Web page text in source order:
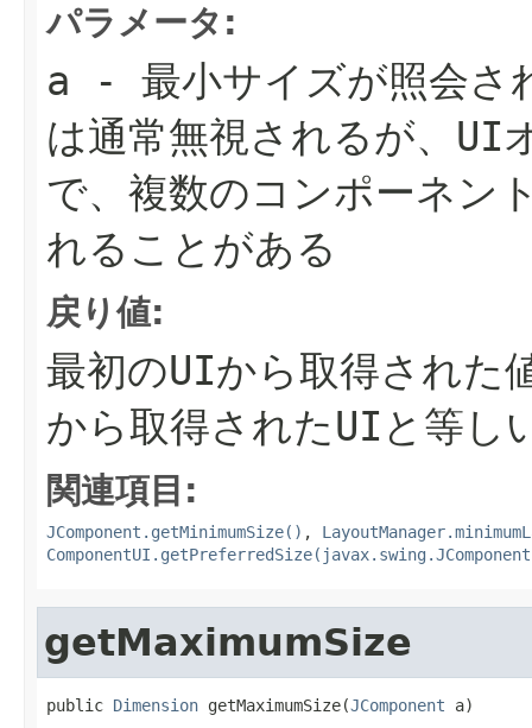
パラメータ:
a - 最小サイズが照会さ
は通常無視されるが、UI
で、複数のコンポーネン
れることがある
戻り値:
最初のUIから取得された
から取得されたUIと等し
関連項目:
JComponent.getMinimumSize() ,
getMaximumSize
public Dimension getMaximumSize(JComponent a)